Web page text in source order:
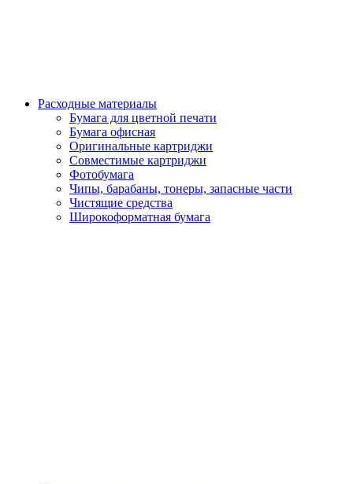
Расходные материалы
Бумага для цветной печати
Бумага офисная
Оригинальные картриджи
Совместимые картриджи
Фотобумага
Чипы, барабаны, тонеры, запасные части
Чистящие средства
Широкоформатная бумага